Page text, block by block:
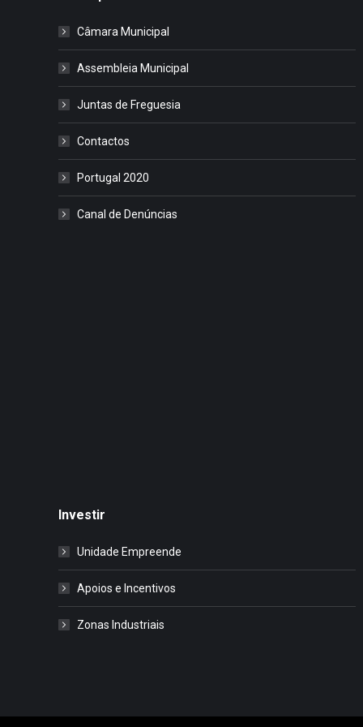
Câmara Municipal
Assembleia Municipal
Juntas de Freguesia
Contactos
Portugal 2020
Canal de Denúncias
Investir
Unidade Empreende
Apoios e Incentivos
Zonas Industriais